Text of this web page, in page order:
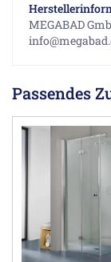
MEGABAD
Passendes